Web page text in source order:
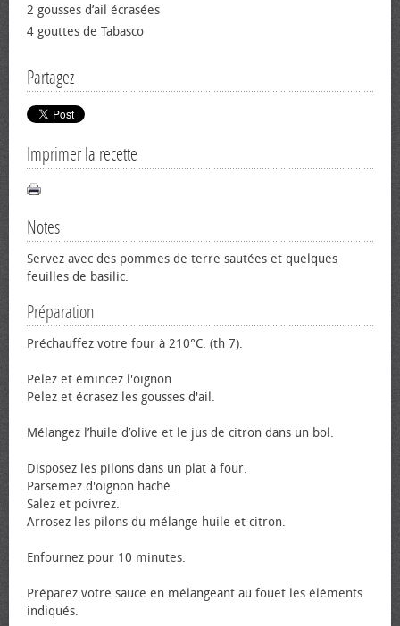
2 gousses d’ail écrasées
4 gouttes de Tabasco
Partagez
Imprimer la recette
Notes
Servez avec des pommes de terre sautées et quelques
feuilles de basilic.
Préparation
Préchauffez votre four à 210°C. (th 7).
Pelez et émincez l'oignon
Pelez et écrasez les gousses d'ail.
Mélangez l’huile d’olive et le jus de citron dans un bol.
Disposez les pilons dans un plat à four.
Parsemez d'oignon haché.
Salez et poivrez.
Arrosez les pilons du mélange huile et citron.
Enfournez pour 10 minutes.
Préparez votre sauce en mélangeant au fouet les éléments
indiqués.